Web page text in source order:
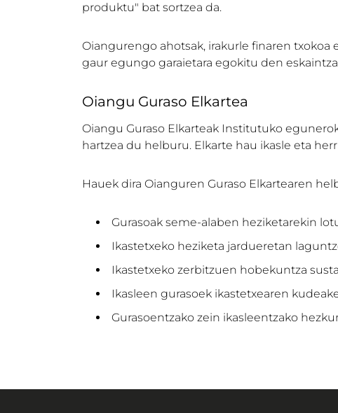
produktu" bat sortzea da.
Oiangurengo ahotsak, irakurle finaren
gaur egungo garaietara egokitu den
Oiangu Guraso Elkartea
Oiangu Guraso Elkarteak Institutuko
hartzea du helburu. Elkarte hau ikasle eta
Hauek dira Oianguren Guraso Elkartearen
Gurasoak seme-alaben heziketarekin
Ikastetxeko heziketa jardueretan
Ikastetxeko zerbitzuen hobekuntza
Ikasleen gurasoek ikastetxearen
Gurasoentzako zein ikasleentzako